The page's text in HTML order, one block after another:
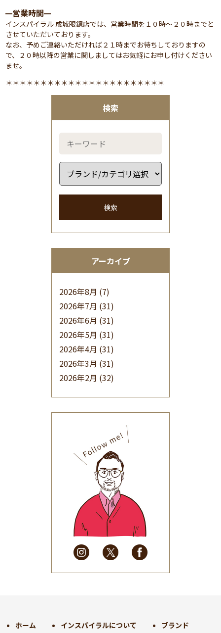
検索
検索
アーカイブ
2026年8月 (7)
2026年7月 (31)
2026年6月 (31)
2026年5月 (31)
2026年4月 (31)
2026年3月 (31)
2026年2月 (32)
(32)
2025年9月(30)
2025年8月(31)
2025年7月(37)
2025年6月(48)
2025年5月
(41)
2025年4月
(32)
2025年3月(31)
2025年2月
(28)
2025年1月
(34)
2024年9月(30)
━営業時間━
インスパイラル 成城眼鏡店では、営業時間を１０時～２０時までと
させていただいております。
なお、予めご連絡いただければ２１時までお待ちしておりますの
で、２０時以降の営業に関しましてはお気軽にお申し付けください
ませ。
＊＊＊＊＊＊＊＊＊＊＊＊＊＊＊＊＊＊＊＊＊＊＊
ホーム インスパイラルについて ブランド